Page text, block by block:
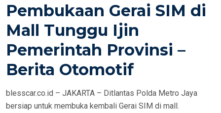
T
D
O
Pembukaan Gerai SIM di
Mall Tunggu Ijin
Pemerintah Provinsi –
Berita Otomotif
blesscar.co.id – JAKARTA – Ditlantas Polda Metro Jaya
bersiap untuk membuka kembali Gerai SIM di mall.